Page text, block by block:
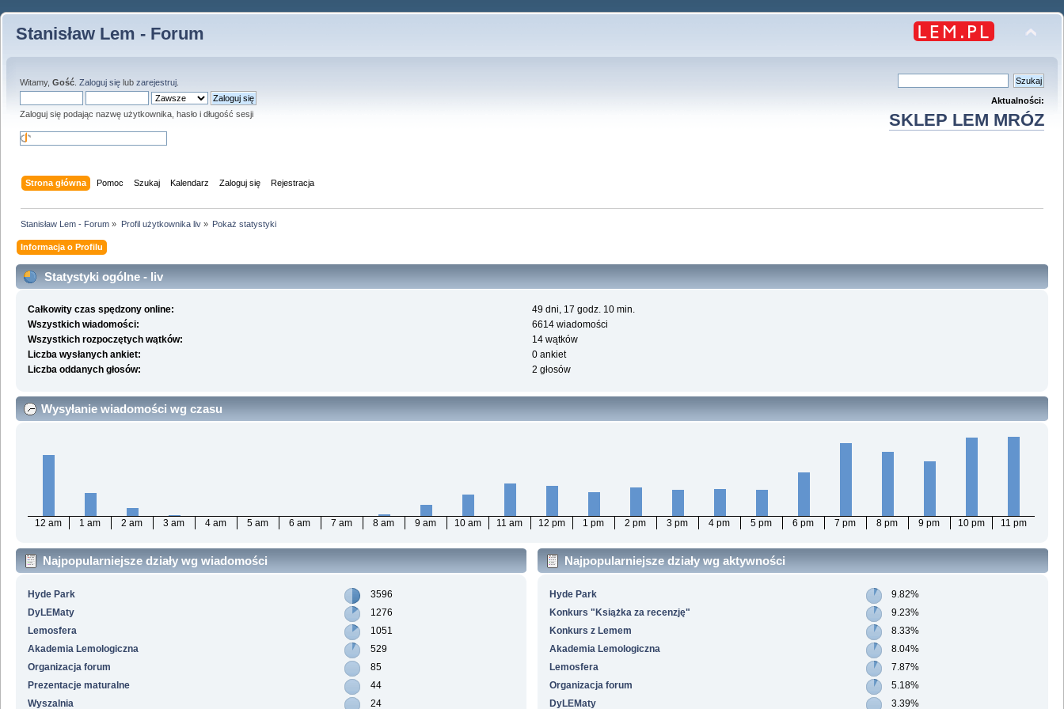
Stanisław Lem - Forum
Witamy, Gość Zaloguj się lub zarejestruj
Zaloguj się podając nazwę użytkownika, hasło i długość sesji
Aktualności:
SKLEP LEM MRÓZ
Strona główna Pomoc Szukaj Kalendarz Zaloguj się Rejestracja
Stanisław Lem - Forum » Profil użytkownika liv» Pokaż statystyki
Informacja o Profilu
Statystyki ogólne - liv
Całkowity czas spędzony online:
49 dni, 17 godz. 10 min.
Wszystkich wiadomości:
6614 wiadomości
Wszystkich rozpoczętych wątków:
14 wątków
Liczba wysłanych ankiet:
0 ankiet
Liczba oddanych głosów:
2 głosów
Wysyłanie wiadomości wg czasu
12 am 1 am 2 am 3 am 4 am 5 am 6 am 7 am 8 am 9 am 10 am 11 am 12 pm 1 pm 2 pm 3 pm 4 pm 5 pm 6 pm 7 pm 8 pm 9 pm 10 pm 11 pm
Najpopularniejsze działy wg wiadomości
Hyde Park
3596
DyLEMaty
1276
Lemosfera
1051
Akademia Lemologiczna
529
Organizacja forum
85
Prezentacje maturalne
44
Wyszalnia
24
Najpopularniejsze działy wg aktywności
Hyde Park
9.82%
Konkurs "Książka za recenzję"
9.23%
Konkurs z Lemem
8.33%
Akademia Lemologiczna
8.04%
Lemosfera
7.87%
Organizacja forum
5.18%
DyLEMaty
3.39%